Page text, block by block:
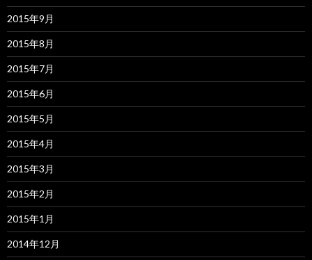
2015年9月
2015年8月
2015年7月
2015年6月
2015年5月
2015年4月
2015年3月
2015年2月
2015年1月
2014年12月